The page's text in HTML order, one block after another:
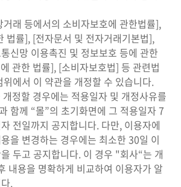
래 등에서의 소비자보호에 관한법률],
법률], [전자문서 및 전자거래기본법],
신망 이용촉진 및 정보보호 등에 관한
관한 법률], [소비자보호법] 등 관련법
에서 이 약관을 개정할 수 있습니다.
정할 경우에는 적용일자 및 개정사유를
함께 “몰”의 초기화면에 그 적용일자 7
전일까지 공지합니다. 다만, 이용자에
을 변경하는 경우에는 최소한 30일 이
두고 공지합니다. 이 경우 "회사“는 개
내용을 명확하게 비교하여 이용자가 알
.